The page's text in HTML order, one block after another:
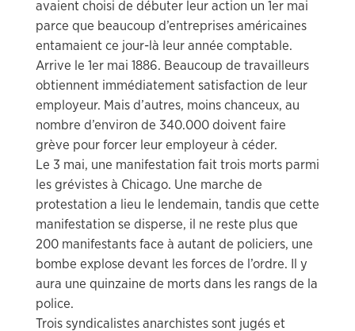
avaient choisi de débuter leur action un 1er mai
parce que beaucoup d’entreprises américaines
entamaient ce jour-là leur année comptable.
Arrive le 1er mai 1886. Beaucoup de travailleurs
obtiennent immédiatement satisfaction de leur
employeur. Mais d’autres, moins chanceux, au
nombre d’environ de 340.000 doivent faire
grève pour forcer leur employeur à céder.
Le 3 mai, une manifestation fait trois morts parmi
les grévistes à Chicago. Une marche de
protestation a lieu le lendemain, tandis que cette
manifestation se disperse, il ne reste plus que
200 manifestants face à autant de policiers, une
bombe explose devant les forces de l’ordre. Il y
aura une quinzaine de morts dans les rangs de la
police.
Trois syndicalistes anarchistes sont jugés et